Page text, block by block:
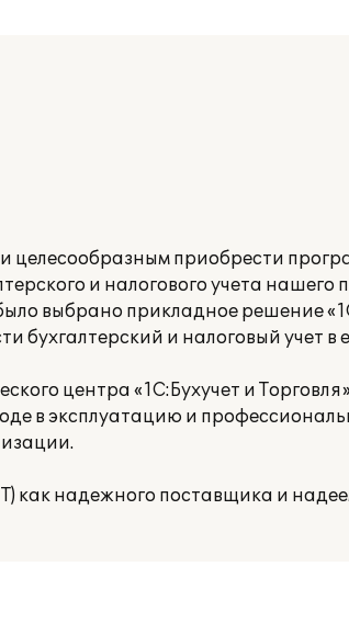
целесообразным приобрести
и налогового учета нашего
выбрано прикладное решение
бухгалтерский и налоговый учет
центра «1С:Бухучет и Торговля»
в эксплуатацию и
как надежного поставщика и